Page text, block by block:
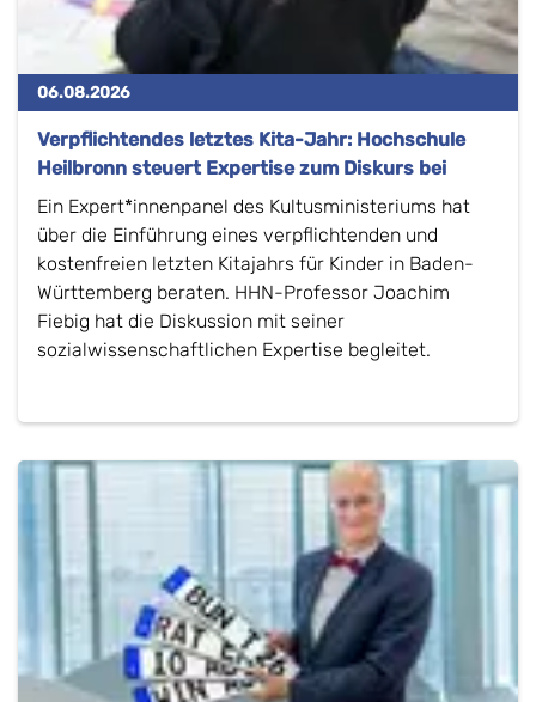
06.08.2026
Verpflichtendes letztes Kita-Jahr: Hochschule
Heilbronn steuert Expertise zum Diskurs bei
Ein Expert*innenpanel des Kultusministeriums hat
über die Einführung eines verpflichtenden und
kostenfreien letzten Kitajahrs für Kinder in Baden-
Württemberg beraten. HHN-Professor Joachim
Fiebig hat die Diskussion mit seiner
sozialwissenschaftlichen Expertise begleitet.